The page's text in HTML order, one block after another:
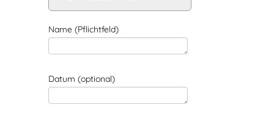
Name (Pflichtfeld)
Datum (optional)